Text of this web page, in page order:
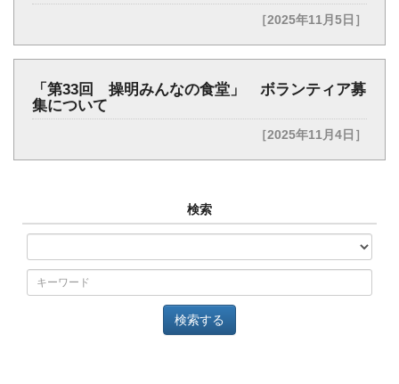
［2025年11月5日］
「第33回 操明みんなの食堂」 ボランティア募
集について
［2025年11月4日］
検索